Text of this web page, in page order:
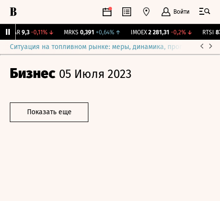
Войти
9,3 -0,11% ↓ MRKS 0,391 +0,64%↑ IMOEX 2 281,31 -0,2%↓ RTSI
Ситуация на топливном рынке: меры, динамика, прогнозы
Бизнес 05 Июля 2023
Показать еще